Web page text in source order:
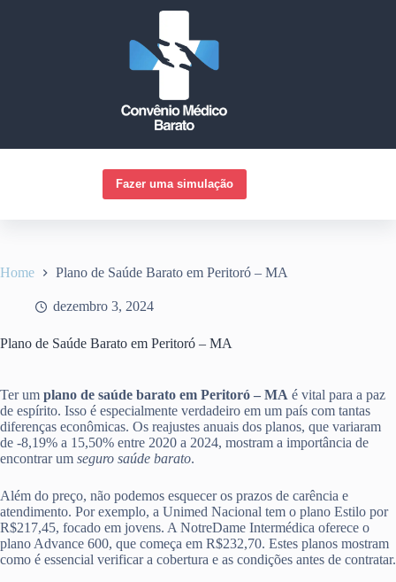
Fazer uma simulação
Home Plano de Saúde Barato em Peritoró – MA
dezembro 3, 2024
Plano de Saúde Barato em Peritoró – MA
Ter um plano de saúde barato em Peritoró – MA é vital para a paz
de espírito. Isso é especialmente verdadeiro em um país com tantas
diferenças econômicas. Os reajustes anuais dos planos, que variaram
de -8,19% a 15,50% entre 2020 a 2024, mostram a importância de
encontrar um seguro saúde barato.
Além do preço, não podemos esquecer os prazos de carência e
atendimento. Por exemplo, a Unimed Nacional tem o plano Estilo por
R$217,45, focado em jovens. A NotreDame Intermédica oferece o
plano Advance 600, que começa em R$232,70. Estes planos mostram
como é essencial verificar a cobertura e as condições antes de contratar.